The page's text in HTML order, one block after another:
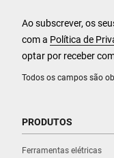
Todos os campos são
Ao subscrever, os
com a Política de
optar por receber
PRODUTOS
Ferramentas elétricas